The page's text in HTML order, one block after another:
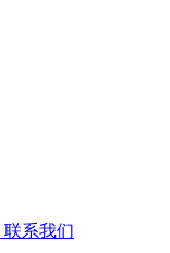
联系我们